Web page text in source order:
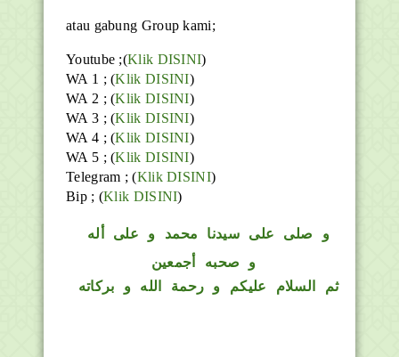
atau gabung Group kami;
Youtube ;(Klik DISINI)
WA 1 ; (Klik DISINI)
WA 2 ; (Klik DISINI)
WA 3 ; (Klik DISINI)
WA 4 ; (Klik DISINI)
WA 5 ; (Klik DISINI)
Telegram ;(Klik DISINI)
Bip ; (Klik DISINI)
و صلى على سيدنا محمد و على أله
و صحبه أجمعين
ثم السلام عليكم و رحمة الله و بركاته